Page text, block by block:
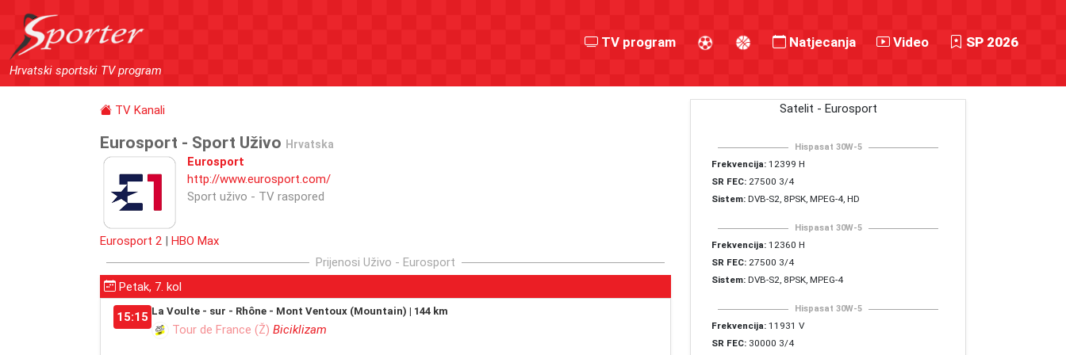
Hrvatski sportski TV program
TV program Natjecanja Video SP 2026
TV Kanali
Eurosport - Sport Uživo Hrvatska
Eurosport
http://www.eurosport.com/
Sport uživo - TV raspored
Eurosport 2 | HBO Max
Prijenosi Uživo - Eurosport
Petak, 7. kol
15:15 La Voulte - sur - Rhône - Mont Ventoux (Mountain) | 144 km
Tour de France (Ž) Biciklizam
Satelit - Eurosport
Hispasat 30W-5
Frekvencija: 12399 H
SR FEC: 27500 3/4
Sistem: DVB-S2, 8PSK, MPEG-4, HD
Hispasat 30W-5
Frekvencija: 12360 H
SR FEC: 27500 3/4
Sistem: DVB-S2, 8PSK, MPEG-4
Hispasat 30W-5
Frekvencija: 11931 V
SR FEC: 30000 3/4